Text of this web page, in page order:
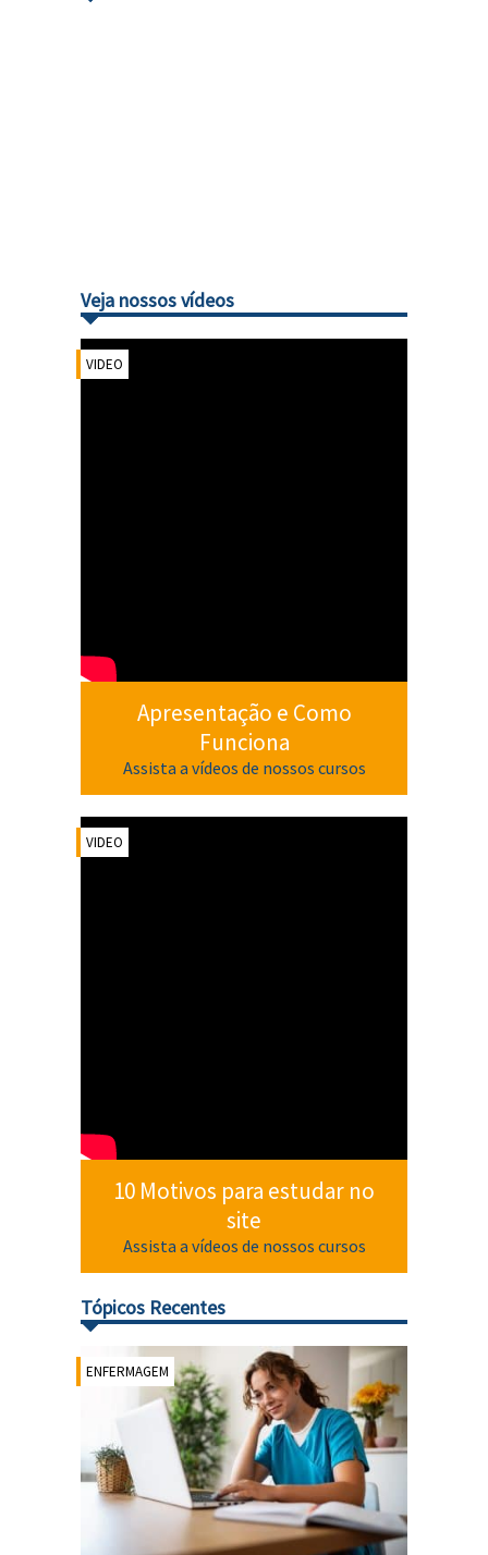
Veja nossos vídeos
VIDEO
Apresentação e Como
Funciona
Assista a vídeos de nossos cursos
VIDEO
10 Motivos para estudar no
site
Assista a vídeos de nossos cursos
Tópicos Recentes
ENFERMAGEM